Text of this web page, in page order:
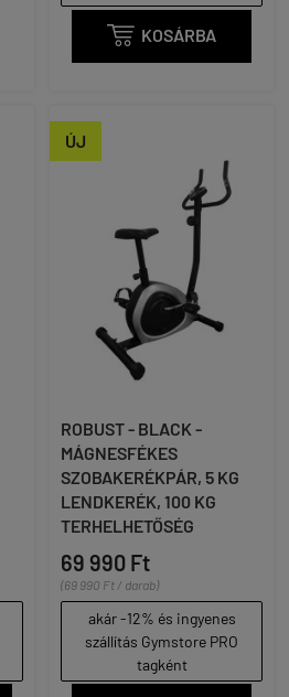
 KOSÁRBA
ÚJ
ROBUST - BLACK -
MÁGNESFÉKES
SZOBAKERÉKPÁR, 5 KG
LENDKERÉK, 100 KG
TERHELHETŐSÉG
69 990 Ft
(69 990 Ft / darab)
akár -12% és ingyenes
szállítás Gymstore PRO
tagként